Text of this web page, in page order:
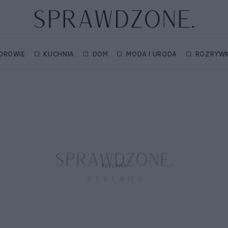
KUCHNIA DOM MODA I URODA